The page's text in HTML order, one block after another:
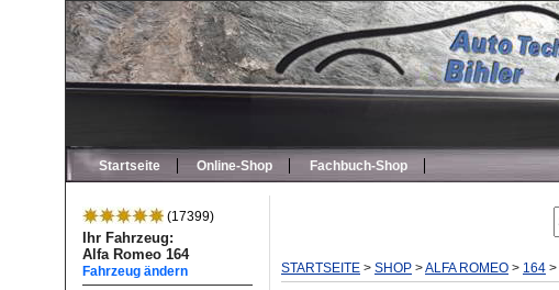
Startseite Online-Shop Fachbuch-Shop
(17399)
Ihr Fahrzeug:
Alfa Romeo 164
Fahrzeug ändern STARTSEITE > SHOP >ALFA ROMEO > 164 >